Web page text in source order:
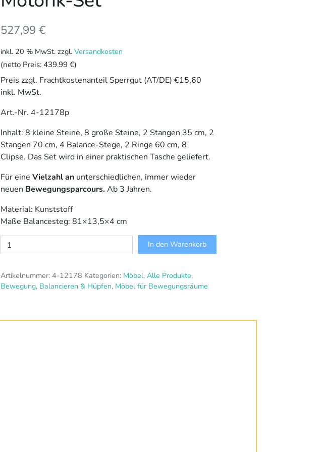
527,99 €
inkl. 20 % MwSt. zzgl. Versandkosten
(netto Preis: 439.99 €)
Preis zzgl. Frachtkostenanteil Sperrgut (AT/DE) €15,60
inkl. MwSt.
Art.-Nr. 4-12178p
Inhalt: 8 kleine Steine, 8 große Steine, 2 Stangen 35 cm, 2
Stangen 70 cm, 4 Balance-Stege, 2 Ringe 60 cm, 8
Clipse. Das Set wird in einer praktischen Tasche geliefert.
Für eine Vielzahl anunterschiedlichen, immer wieder
neuen Bewegungsparcours. Ab 3 Jahren.
Material: Kunststoff
Maße Balancesteg: 81×13,5×4 cm
Motorik-
Set
In den Warenkorb
Artikelnummer: 4-12178 Kategorien: Möbel, Alle Produkte,
Bewegung, Balancieren & Hüpfen, Möbel für Bewegungsräume